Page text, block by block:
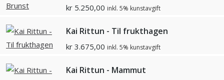
kr 5.250,00 inkl. 5% kunstavgift
Kai Rittun - Til frukthagen
kr 3.675,00 inkl. 5% kunstavgift
Kai Rittun - Mammut